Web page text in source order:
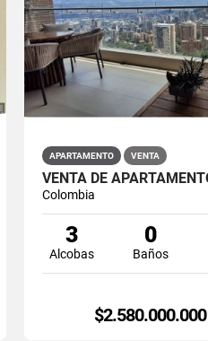
APARTAMENTO VENTA
Colombia
3
Alcobas
0
Baños
$2.580.000.000